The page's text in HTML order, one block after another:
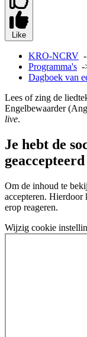
Like
KRO-NCRV
Programma's -
Dagboek van
Lees of zing de
Engelbewaarder
live.
Je hebt de
geaccepteerd
Om de inhoud te
accepteren. Hierdoor
erop reageren.
Wijzig cookie